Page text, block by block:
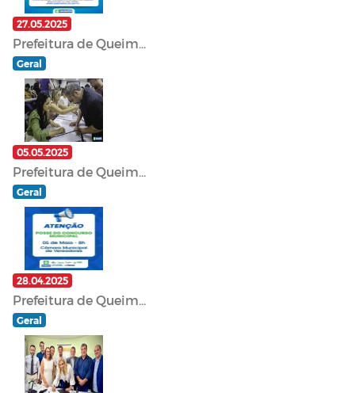
27.05.2025
Prefeitura de Queim...
Geral
05.05.2025
Prefeitura de Queim...
Geral
28.04.2025
Prefeitura de Queim...
Geral